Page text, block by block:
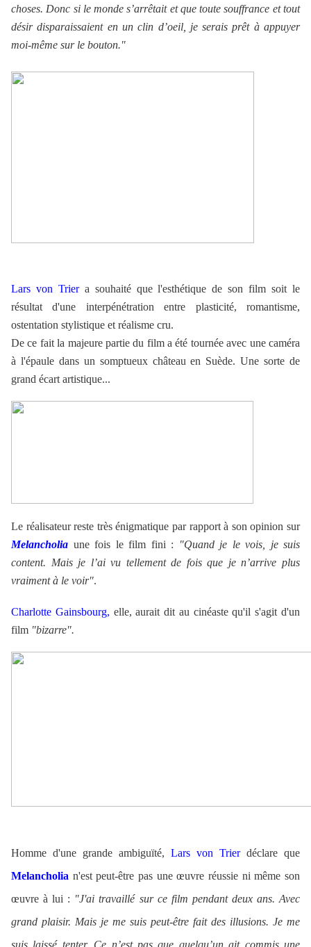
choses. Donc si le monde s’arrêtait et que toute souffrance et tout
désir disparaissaient en un clin d’oeil, je serais prêt à appuyer
moi-même sur le bouton."
Lars von Triera souhaité que l'esthétique de son film soit le
résultat d'une interpénétration entre plasticité, romantisme,
ostentation stylistique et réalisme cru.
De ce fait la majeure partie du film a été tournée avec une caméra
à l'épaule dans un somptueux château en Suède. Une sorte de
grand écart artistique...
Le réalisateur reste très énigmatique par rapport à son opinion sur
Melancholia une fois le film fini :
"Quand je le vois, je suis
content. Mais je l’ai vu tellement de fois que je n’arrive plus
vraiment à le voir".
Charlotte Gainsbourg, elle, aurait dit au cinéaste qu'il s'agit d'un
film "bizarre".
Homme d'une grande ambiguïté, Lars von Trierdéclare que
Melancholia n'est peut-être pas une œuvre réussie ni même son
œuvre à lui : "J'ai travaillé sur ce film pendant deux ans. Avec
grand plaisir. Mais je me suis peut-être fait des illusions. Je me